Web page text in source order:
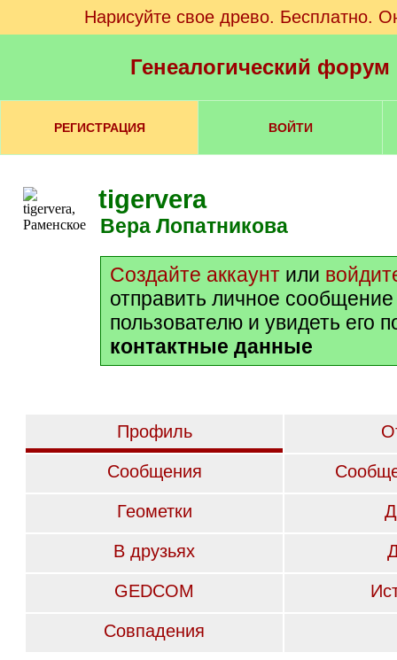
Нарисуйте свое древо. Бесплатно.
Генеалогический
РЕГИСТРАЦИЯ ВОЙТИ
tigervera
Вера Лопатникова
Создайте аккаунт или
отправить личное
пользователю и увидеть его
контактные данные
Профиль
Сообщения
Геометки
В друзьях
GEDCOM
Совпадения